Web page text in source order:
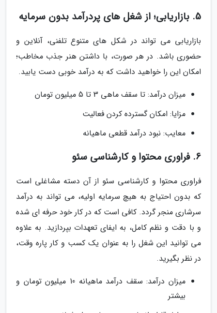
5. بازاریابی؛ از شغل های پردرآمد بدون سرمایه
بازاریابی می تواند در شکل های متنوع تلفنی، آنلاین و
حضوری باشد. در هر صورت، با داشتن هنر جذب مخاطب؛
امکان این را خواهید داشت که به درآمد خوبی دست یابید.
میزان درآمد: تا سقف ماهی 3 تا 5 میلیون تومان
مزایا: امکان گسترده کردن فعالیت
معایب: نبود درآمد قطعی ماهیانه
6. فراوری محتوا و کارشناسی سئو
فراوری محتوا و کارشناسی سئو از آن دسته مشاغلی است
که بدون احتیاج به هیچ سرمایه اولیه، می تواند به درآمد
سرشاری منجر گردد. کافی است که در کار خود حرفه ای شده
و با دقت و نظم کامل، به ایفای تعهدات بپردازید. به علاوه
می توانید این شغل را به عنوان یک کسب و کار پاره وقت،
در نظر بگیرید.
میزان درآمد: سقف درآمد ماهیانه 10 میلیون تومان و
بیشتر